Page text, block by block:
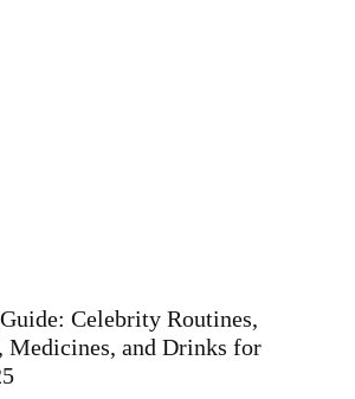
Celebrity Routines,
Medicines, and Drinks for